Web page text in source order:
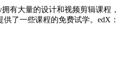
有大量的设计和视频剪辑课程，
了一些课程的免费试学。edX：